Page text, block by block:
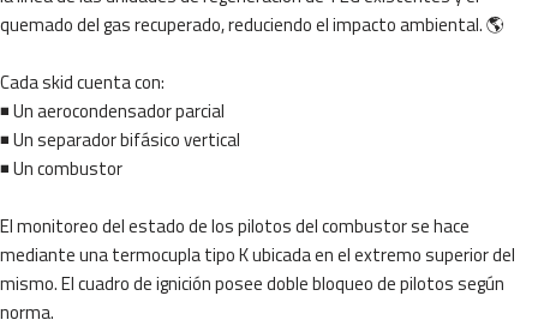
quemado del gas recuperado, reduciendo el impacto ambiental. 🌎
Cada skid cuenta con:
◾ Un aerocondensador parcial
◾ Un separador bifásico vertical
◾ Un combustor
El monitoreo del estado de los pilotos del combustor se hace
mediante una termocupla tipo K ubicada en el extremo superior del
mismo. El cuadro de ignición posee doble bloqueo de pilotos según
norma.